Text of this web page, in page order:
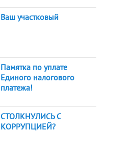
Ваш участковый
Памятка по уплате
Единого налогового
платежа!
СТОЛКНУЛИСЬ С
КОРРУПЦИЕЙ?